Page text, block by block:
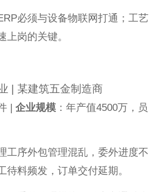
必须与设备物联网打通；工艺
上岗的关键。
| 某建筑五金制造商
| 企业规模 ：年产值4500万，员
工序外包管理混乱，委外进度不
待料频发，订单交付延期。